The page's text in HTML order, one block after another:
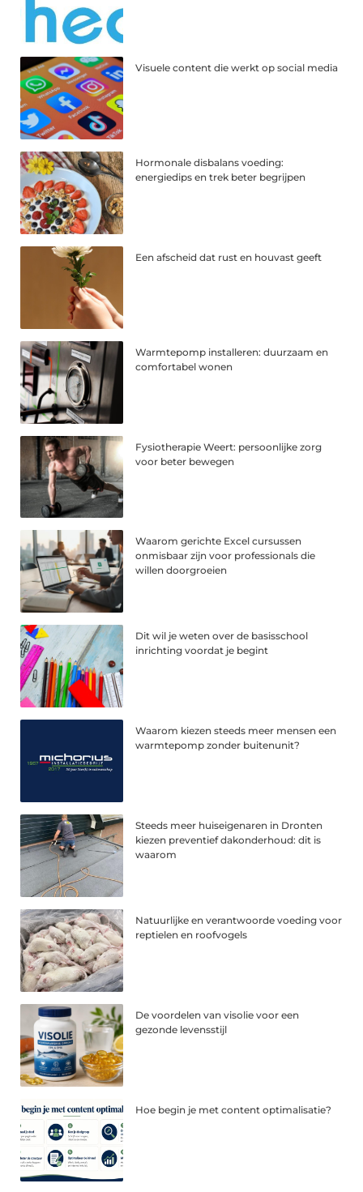
Visuele content die werkt op social media
Hormonale disbalans voeding:
energiedips en trek beter begrijpen
Een afscheid dat rust en houvast geeft
Warmtepomp installeren: duurzaam en
comfortabel wonen
Fysiotherapie Weert: persoonlijke zorg
voor beter bewegen
Waarom gerichte Excel cursussen
onmisbaar zijn voor professionals die
willen doorgroeien
Dit wil je weten over de basisschool
inrichting voordat je begint
Waarom kiezen steeds meer mensen een
warmtepomp zonder buitenunit?
Steeds meer huiseigenaren in Dronten
kiezen preventief dakonderhoud: dit is
waarom
Natuurlijke en verantwoorde voeding voor
reptielen en roofvogels
De voordelen van visolie voor een
gezonde levensstijl
Hoe begin je met content optimalisatie?